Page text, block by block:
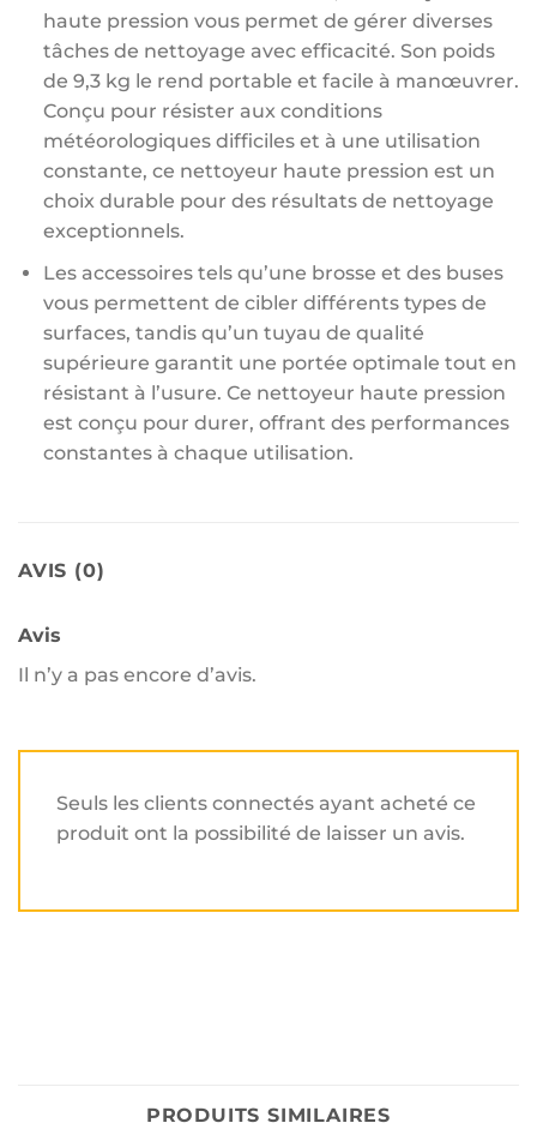
haute pression vous permet de gérer diverses
tâches de nettoyage avec efficacité. Son poids
de 9,3 kg le rend portable et facile à manœuvrer.
Conçu pour résister aux conditions
météorologiques difficiles et à une utilisation
constante, ce nettoyeur haute pression est un
choix durable pour des résultats de nettoyage
exceptionnels.
Les accessoires tels qu’une brosse et des buses
vous permettent de cibler différents types de
surfaces, tandis qu’un tuyau de qualité
supérieure garantit une portée optimale tout en
résistant à l’usure. Ce nettoyeur haute pression
est conçu pour durer, offrant des performances
constantes à chaque utilisation.
AVIS (0)
Avis
Il n’y a pas encore d’avis.
Seuls les clients connectés ayant acheté ce
produit ont la possibilité de laisser un avis.
PRODUITS SIMILAIRES